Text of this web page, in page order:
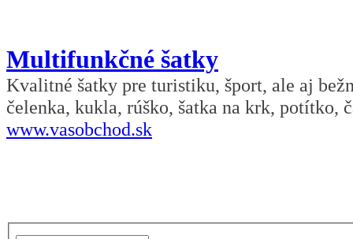
Multifunkčné šatky
Kvalitné šatky pre turistiku, šport, ale aj
čelenka, kukla, rúško, šatka na krk, potítko,
www.vasobchod.sk